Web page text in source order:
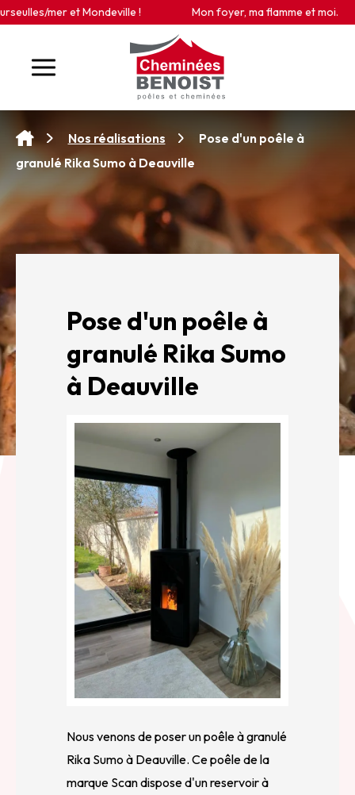
mer et Mondeville ! Mon foyer, ma flamme et moi.
Nos réalisations
Pose d'un poêle à
granulé Rika Sumo à Deauville
Pose d'un poêle à
granulé Rika Sumo
à Deauville
Nous venons de poser un poêle à granulé
Rika Sumo à Deauville. Ce poêle de la
marque Scan dispose d'un reservoir à
Panneau de gestion des cookies